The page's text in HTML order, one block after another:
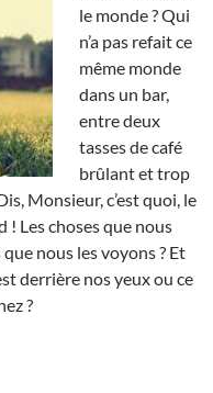
le monde ? Qui
n’a pas refait ce
même monde
dans un bar,
entre deux
tasses de café
brûlant et trop
Monsieur, c’est quoi, le
! Les choses que nous
nous les voyons ? Et
derrière nos yeux ou ce
?